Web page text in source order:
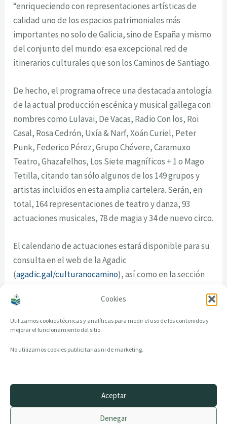
Cookies
Utilizamos cookies técnicas y analíticas para medir el uso de los contenidos y
mejorar el funcionamiento del sitio.
No utilizamos cookies publicitarias ni de marketing.
Aceptar
Denegar
“enriqueciendo con representaciones artísticas de
calidad uno de los espacios patrimoniales más
importantes no solo de Galicia, sino de España y mismo
del conjunto del mundo: esa excepcional red de
itinerarios culturales que son los Caminos de Santiago.
De hecho, el programa ofrece una destacada antología
de la actual producción escénica y musical gallega con
nombres como Lulavai, De Vacas, Radio Con los, Roi
Casal, Rosa Cedrón, Uxía & Narf, Xoán Curiel, Peter
Punk, Federico Pérez, Grupo Chévere, Caramuxo
Teatro, Ghazafelhos, Los Siete magníficos + 1 o Mago
Tetilla, citando tan sólo algunos de los 149 grupos y
artistas incluidos en esta amplia cartelera. Serán, en
total, 164 representaciones de teatro y danza, 93
actuaciones musicales, 78 de magia y 34 de nuevo circo.
El calendario de actuaciones estará disponible para su
consulta en el web de la Agadic
(agadic.gal/culturanocamino), así como en la sección
Galicia (
cultura.gal/gl/agenda).
© 2014–2026 creandotuprovincia.es · Todos los derechos reservados